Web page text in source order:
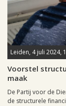
Leiden, 4 juli 2024,
Voorstel
maak
De Partij voor de
de structurele